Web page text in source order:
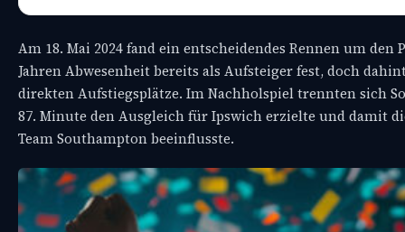
Am 18. Mai 2024 fand ein entscheidendes Rennen um
Jahren Abwesenheit bereits als Aufsteiger fest, doch
direkten Aufstiegsplätze. Im Nachholspiel trennten sich
87. Minute den Ausgleich für Ipswich erzielte und damit
Team Southampton beeinflusste.